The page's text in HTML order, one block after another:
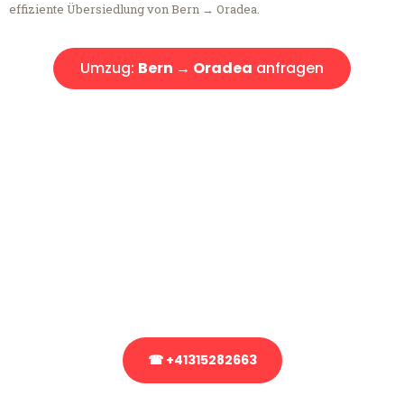
effiziente Übersiedlung von Bern → Oradea.
Umzug: Bern → Oradea anfragen
☎ +41315282663